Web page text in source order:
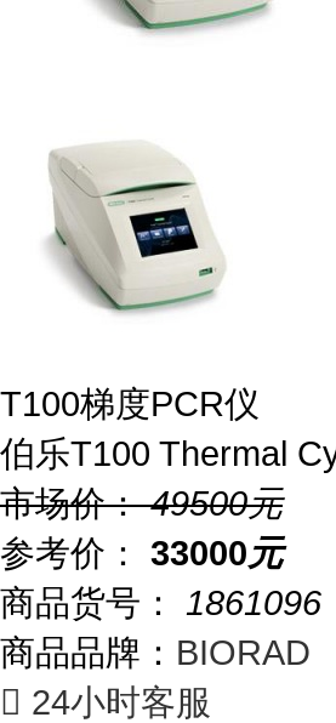
T100梯度PCR仪
伯乐T100 Thermal
市场价：49500元
参考价：
33000元
商品货号：
1861096
商品品牌： BIORAD
 24小时客服